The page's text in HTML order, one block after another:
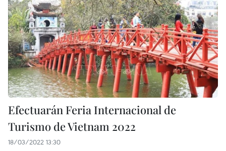
Efectuarán Feria Internacional de
Turismo de Vietnam 2022
18/03/2022 13:30